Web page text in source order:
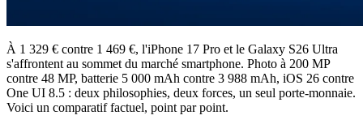
À 1 329 € contre 1 469 €, l'iPhone 17 Pro et le Galaxy S26 Ultra
s'affrontent au sommet du marché smartphone. Photo à 200 MP
contre 48 MP, batterie 5 000 mAh contre 3 988 mAh, iOS 26 contre
One UI 8.5 : deux philosophies, deux forces, un seul porte-monnaie.
Voici un comparatif factuel, point par point.